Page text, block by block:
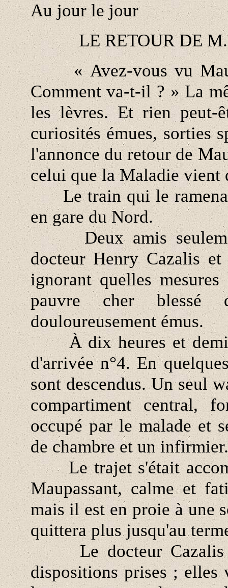
Au jour le jour
LE RETOUR DE
« Avez-vous vu
Comment va-t-il ? » La
les lèvres. Et rien peut-
curiosités émues, sorties
l'annonce du retour de
celui que la Maladie vient
Le train qui le ramenait
en gare du Nord.
Deux amis
docteur Henry Cazalis
ignorant quelles
pauvre cher
douloureusement émus.
À dix heures et demi,
d'arrivée n°4. En
sont descendus. Un seul
compartiment central,
occupé par le malade et
de chambre et un infirmier.
Le trajet s'était
Maupassant, calme et
mais il est en proie à une
quittera plus jusqu'au
Le docteur Cazalis
dispositions prises ;